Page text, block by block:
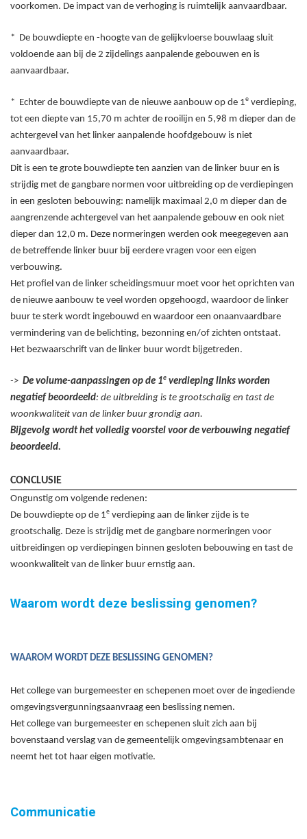
voorkomen. De impact van de verhoging is ruimtelijk aanvaardbaar.
* De bouwdiepte en -hoogte van de gelijkvloerse bouwlaag sluit
voldoende aan bij de 2 zijdelings aanpalende gebouwen en is
aanvaardbaar.
* Echter de bouwdiepte van de nieuwe aanbouw op de 1e verdieping,
tot een diepte van 15,70 m achter de rooilijn en 5,98 m dieper dan de
achtergevel van het linker aanpalende hoofdgebouw is niet
aanvaardbaar.
Dit is een te grote bouwdiepte ten aanzien van de linker buur en is
strijdig met de gangbare normen voor uitbreiding op de verdiepingen
in een gesloten bebouwing: namelijk maximaal 2,0 m dieper dan de
aangrenzende achtergevel van het aanpalende gebouw en ook niet
dieper dan 12,0 m. Deze normeringen werden ook meegegeven aan
de betreffende linker buur bij eerdere vragen voor een eigen
verbouwing.
Het profiel van de linker scheidingsmuur moet voor het oprichten van
de nieuwe aanbouw te veel worden opgehoogd, waardoor de linker
buur te sterk wordt ingebouwd en waardoor een onaanvaardbare
vermindering van de belichting, bezonning en/of zichten ontstaat.
Het bezwaarschrift van de linker buur wordt bijgetreden.
-> De volume-aanpassingen op de 1e verdieping links worden
negatief beoordeeld: de uitbreiding is te grootschalig en tast de
woonkwaliteit van de linker buur grondig aan.
Bijgevolg wordt het volledig voorstel voor de verbouwing negatief
beoordeeld.
CONCLUSIE
Ongunstig om volgende redenen:
De bouwdiepte op de 1e verdieping aan de linker zijde is te
grootschalig. Deze is strijdig met de gangbare normeringen voor
uitbreidingen op verdiepingen binnen gesloten bebouwing en tast de
woonkwaliteit van de linker buur ernstig aan.
Waarom wordt deze beslissing genomen?
WAAROM WORDT DEZE BESLISSING GENOMEN?
Het college van burgemeester en schepenen moet over de ingediende
omgevingsvergunningsaanvraag een beslissing nemen.
Het college van burgemeester en schepenen sluit zich aan bij
bovenstaand verslag van de gemeentelijk omgevingsambtenaar en
neemt het tot haar eigen motivatie.
Communicatie